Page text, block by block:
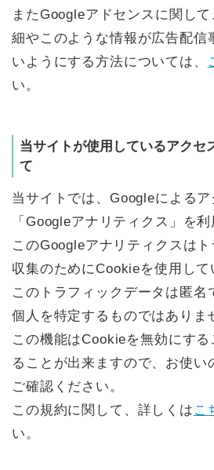
またGoogleアドセンスに関し
細やこのような情報が広告配信
いようにする方法については、
い。
当サイトが使用しているアクセ
て
当サイトでは、Googleによる
「Googleアナリティクス」を利
このGoogleアナリティクスは
収集のためにCookieを使用して
このトラフィックデータは匿名
個人を特定するものではありま
この機能はCookieを無効にす
ることが出来ますので、お使い
ご確認ください。
この規約に関して、詳しくは こ
い。